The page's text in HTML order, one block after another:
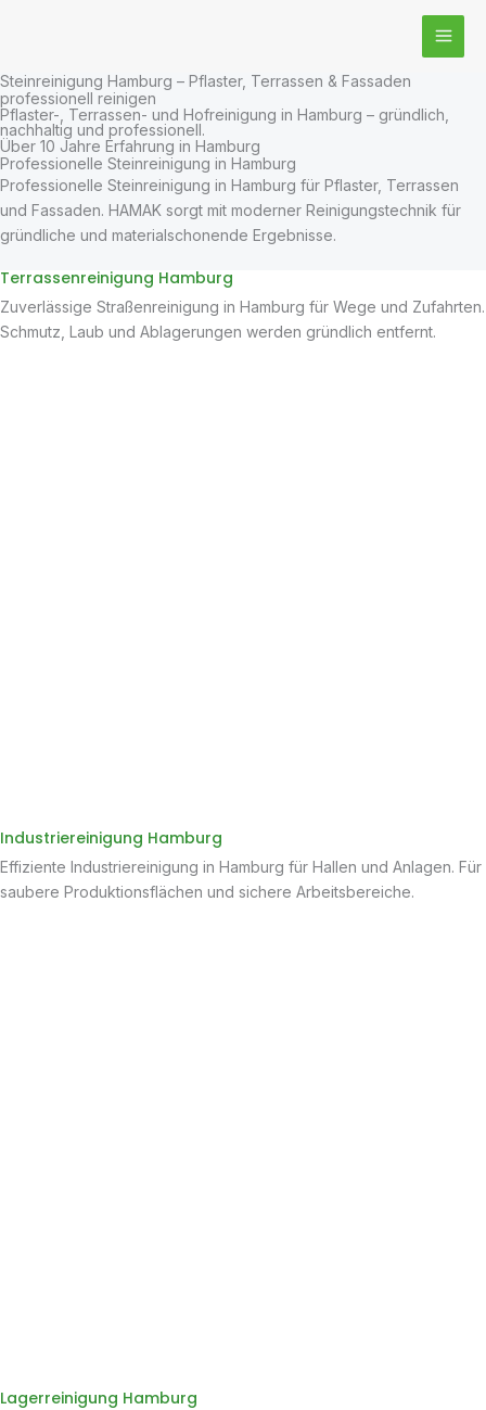
Steinreinigung Hamburg – Pflaster, Terrassen & Fassaden
professionell reinigen
Pflaster-, Terrassen- und Hofreinigung in Hamburg – gründlich,
nachhaltig und professionell.
Über 10 Jahre Erfahrung in Hamburg
Professionelle Steinreinigung in Hamburg
Professionelle Steinreinigung in Hamburg für Pflaster, Terrassen
und Fassaden. HAMAK sorgt mit moderner Reinigungstechnik für
gründliche und materialschonende Ergebnisse.
Terrassenreinigung Hamburg
Zuverlässige Straßenreinigung in Hamburg für Wege und Zufahrten.
Schmutz, Laub und Ablagerungen werden gründlich entfernt.
Industriereinigung Hamburg
Effiziente Industriereinigung in Hamburg für Hallen und Anlagen. Für
saubere Produktionsflächen und sichere Arbeitsbereiche.
Lagerreinigung Hamburg